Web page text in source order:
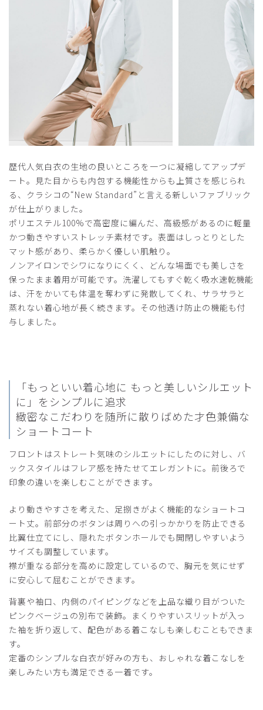
M05レディース白衣:ライトジャージーショート
コート/白/XS
役に立った 0
ご購入者様
購入確認済み
2025-10-30
生地しっかりしており丈感も丁度良い。
ポケットの深さも良い感じ。
商品：M05レディース白衣:ライトジャージーショート
コート/白/S
役に立った
購入確認済み
2025-08-12
たです。でも、着やすいですし、高級感もあり、気に入って
います。
ロングのコートも購入検討します。
商品：M05レディース白衣:ライトジャージーショート
役に立った 0
あっこ様
購入確認済み
2025-06-24
年齢: 20代 身長:161-165cm 体重:51-55kg
求めていた丈感！
しゃがんだり処置の多い科なので、やや短め、でもおしりが
隠れて女性らしさのあるドクターコートを探していました。
生地感や形ともにとても良く、毎日愛用しています。
袖もやや短めで、裏地の色も可愛いので折って使用していま
す。
歴代人気白衣の生地の良いところを一つに凝縮してアップデ
ート。見た目からも内包する機能性からも上質さを感じられ
る、クラシコの“New Standard”と言える新しいファブリック
が仕上がりました。
ポリエステル100%で高密度に編んだ、高級感があるのに軽量
かつ動きやすいストレッチ素材です。表面はしっとりとした
マット感があり、柔らかく優しい肌触り。
ノンアイロンでシワになりにくく、どんな場面でも美しさを
保ったまま着用が可能です。洗濯してもすぐ乾く吸水速乾機能
は、汗をかいても体温を奪わずに発散してくれ、サラサラと
蒸れない着心地が長く続きます。その他透け防止の機能も付
与しました。
「もっといい着心地に もっと美しいシルエット
に」をシンプルに追求
緻密なこだわりを随所に散りばめた才色兼備な
ショートコート
フロントはストレート気味のシルエットにしたのに対し、バ
ックスタイルはフレア感を持たせてエレガントに。前後ろで
印象の違いを楽しむことができます。
より動きやすさを考えた、足捌きがよく機能的なショートコ
ート丈。前部分のボタンは周りへの引っかかりを防止できる
比翼仕立てにし、隠れたボタンホールでも開閉しやすいよう
サイズも調整しています。
襟が重なる部分を高めに設定しているので、胸元を気にせず
に安心して屈むことができます。
背裏や袖口、内側のパイピングなどを上品な織り目がついた
ピンクベージュの別布で装飾。まくりやすいスリットが入っ
た袖を折り返して、配色がある着こなしも楽しむこともできま
す。
定番のシンプルな白衣が好みの方も、おしゃれな着こなしを
楽しみたい方も満足できる一着です。